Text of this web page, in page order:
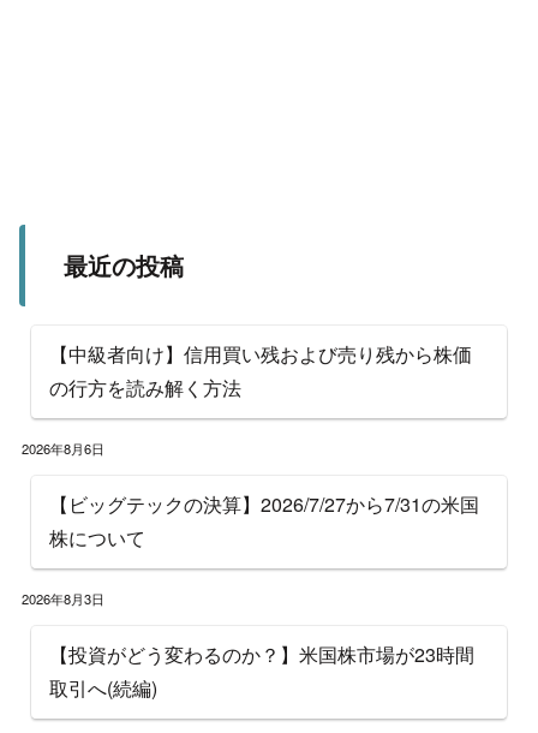
最近の投稿
【中級者向け】信用買い残および売り残から株価
の行方を読み解く方法
2026年8月6日
【ビッグテックの決算】2026/7/27から7/31の米国
株について
2026年8月3日
【投資がどう変わるのか？】米国株市場が23時間
取引へ(続編)